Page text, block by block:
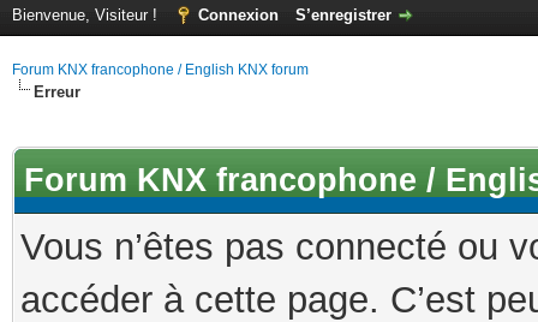
Bienvenue, Visiteur ! Connexion S’enregistrer
Forum KNX francophone / English KNX forum
Erreur
Forum KNX francophone /
Vous n’êtes pas connecté ou
accéder à cette page. C’est